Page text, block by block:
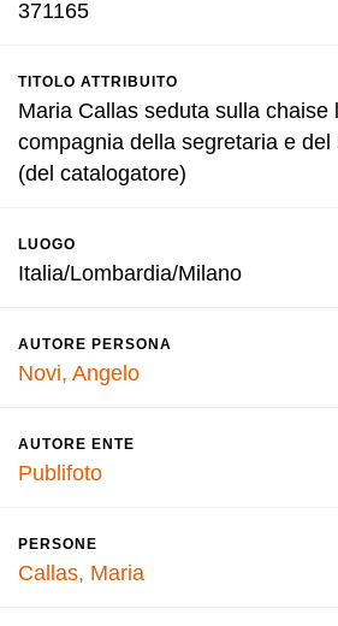
371165
TITOLO ATTRIBUITO
Maria Callas seduta sulla chaise
compagnia della segretaria e
(del catalogatore)
LUOGO
Italia/Lombardia/Milano
AUTORE PERSONA
Novi, Angelo
AUTORE ENTE
Publifoto
PERSONE
Callas, Maria